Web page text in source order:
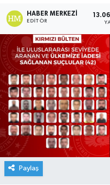
HABER MERKEZI
EDITÖR
Paylaş